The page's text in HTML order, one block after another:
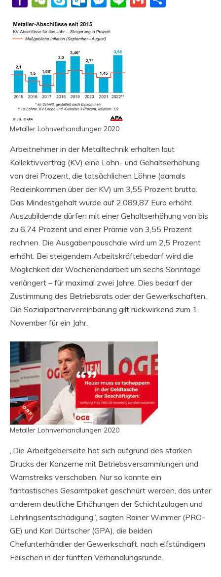
Metaller Lohnverhandlungen 2020
Arbeitnehmer in der Metalltechnik erhalten laut
Kollektivvertrag (KV) eine Lohn- und Gehaltserhöhung
von drei Prozent, die tatsächlichen Löhne (damals
Realeinkommen über der KV) um 3,55 Prozent brutto.
Das Mindestgehalt wurde auf 2.089,87 Euro erhöht.
Auszubildende dürfen mit einer Gehaltserhöhung von bis
zu 6,74 Prozent und einer Prämie von 3,55 Prozent
rechnen. Die Ausgabenpauschale wird um 2,5 Prozent
erhöht. Bei steigendem Arbeitskräftebedarf wird die
Möglichkeit der Wochenendarbeit um sechs Sonntage
verlängert – für maximal zwei Jahre. Dies bedarf der
Zustimmung des Betriebsrats oder der Gewerkschaften.
Die Sozialpartnervereinbarung gilt rückwirkend zum 1.
November für ein Jahr.
Metaller Lohnverhandlungen 2020
„Die Arbeitgeberseite hat sich aufgrund des starken
Drucks der Konzerne mit Betriebsversammlungen und
Warnstreiks verschoben. Nur so konnte ein
fantastisches Gesamtpaket geschnürt werden, das unter
anderem deutliche Erhöhungen der Schichtzulagen und
Lehrlingsentschädigung”, sagten Rainer Wimmer (PRO-
GE) und Karl Dürtscher (GPA), die beiden
Chefunterhändler der Gewerkschaft, nach elfstündigem
Feilschen in der fünften Verhandlungsrunde.